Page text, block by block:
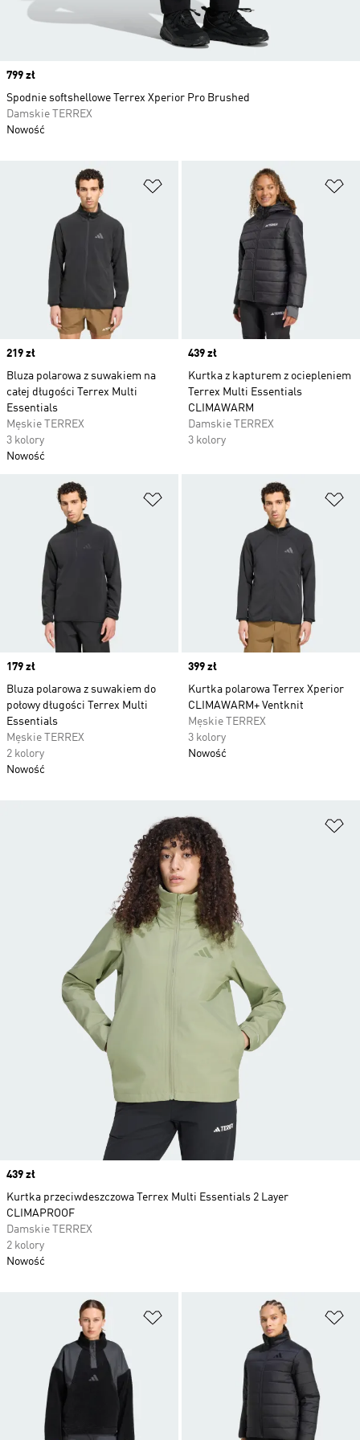
Dodaj do listy życzeń
Price
219 zł
Bluza polarowa z suwakiem na
całej długości Terrex Multi
Essentials
Męskie TERREX
3 kolory
Nowość
Price
439 zł
Kurtka z kapturem z ociepleniem
Terrex Multi Essentials
CLIMAWARM
Damskie TERREX
3 kolory
Dodaj do listy życzeń
Price
179 zł
Bluza polarowa z suwakiem do
połowy długości Terrex Multi
Essentials
Męskie TERREX
2 kolory
Nowość
Price
399 zł
Kurtka polarowa Terrex Xperior
CLIMAWARM+ Ventknit
Męskie TERREX
3 kolory
Nowość
Dodaj do listy życzeń
Price
799 zł
Spodnie softshellowe Terrex Xperior Pro Brushed
Damskie TERREX
Nowość
Price
439 zł
Kurtka przeciwdeszczowa Terrex Multi Essentials 2 Layer
CLIMAPROOF
Damskie TERREX
2 kolory
Nowość